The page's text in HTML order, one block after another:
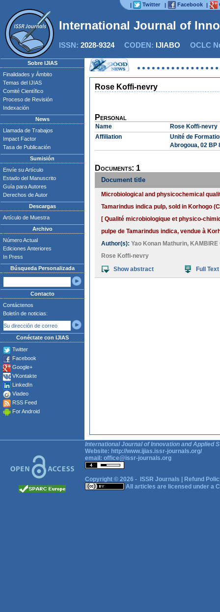
| Twitter | Facebook |
International Journal of
ISSN: 2028-9324CODEN: IJIABO OCLC
Sobre IJIAS
Finalidades y Ámbito
Temas del IJIAS
Comité Científico
Proceso de Revisión
Indexación
News
Llamada de Trabajos
Impact Factor
Tasa de Publicación
Sumisión
Envíe su Artículo
Estado del Manuscrito
Guía para Autores
Derechos de Autor
Descargas
Artículo de Muestra
Archivo
Número Actual
Ediciones Anteriores
In Press
Búsqueda Personalizada
Contacto
Contáctenos
Boletín de noticias:
Conéctate con IJIAS
Twitter
Facebook
Google+
VKontakte
LinkedIn
Viadeo
RSS Feed
For Android
Rose Koffi-nevry
Personal
Name
Rose Koffi-nevry
Affiliation
Unité de
Abrogoua, 02 BP
Documents: 1
Document title
Microbiological and physicochemical
Tamarindus indica pulp, sold in Korhogo
[ Qualité microbiologique et physico-
pulpe de Tamarindus indica, vendue à
Author(s): Yao Konan Mathurin, KAMBIRE
Rose Koffi-nevry
Show abstract
Full Text
International Journal of Innovation and Applied
Website: http://www.ijias.issr-journals.org/
email: office@issr-journals.org
Copyright © 2026 - ISSR Journals
Refund
All articles are licensed under a